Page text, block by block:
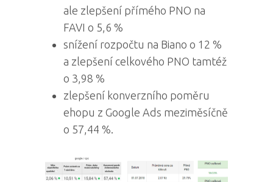
ale zlepšení přímého PNO na
FAVI o 5,6 %
snížení rozpočtu na Biano o 12 %
a zlepšení celkového PNO tamtéž
o 3,98 %
zlepšení konverzního poměru
ehopu z Google Ads meziměsíčně
o 57,44 %.